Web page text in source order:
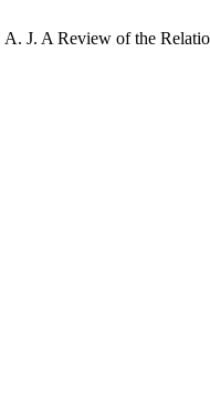
J. A Review of the